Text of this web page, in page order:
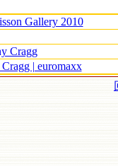
Gallery 2010
Cragg
| euromaxx